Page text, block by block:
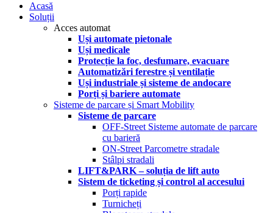
Acasă
Soluții
Acces automat
Uși automate pietonale
Uși medicale
Protecție la foc, desfumare, evacuare
Automatizări ferestre și ventilație
Uși industriale și sisteme de andocare
Porți și bariere automate
Sisteme de parcare și Smart Mobility
Sisteme de parcare
OFF-Street Sisteme automate de parcare
cu barieră
ON-Street Parcometre stradale
Stâlpi stradali
LIFT&PARK – soluția de lift auto
Sistem de ticketing și control al accesului
Porți rapide
Turnicheți